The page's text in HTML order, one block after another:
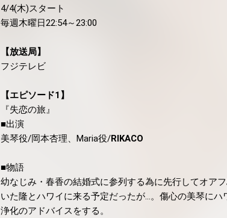
4/4(木)スタート
毎週木曜日22:54～23:00
【放送局】
フジテレビ
【エピソード1】
『失恋の旅』
■出演
美琴役/岡本杏理、Maria役/RIKACO
■物語
幼なじみ・春香の結婚式に参列する為に先行してオア
いた隆とハワイに来る予定だったが...。傷心の美琴に
浄化のアドバイスをする。